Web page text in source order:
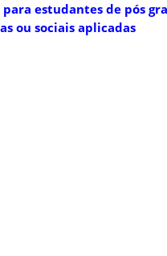
estudantes de pós
ou sociais aplicadas